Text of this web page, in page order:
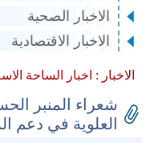
الاخبار الصحية
الاخبار الاقتصادية
الاخبار : اخبار الساحة
شعراء المنبر
العلوية في دعم